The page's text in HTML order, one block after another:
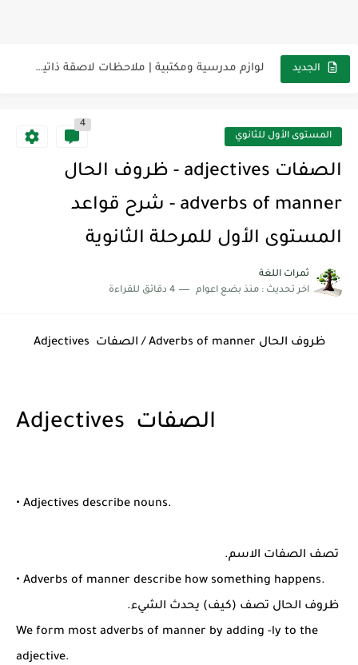
الجديد لوازم مدرسية ومكتبية | ملاحظات لاصقة ذاتية على شكل قلب...
The Winter Surpriseالمستوى الأول للثانوي
4
الصفات adjectives - ظروف الحال
adverbs of manner - شرح قواعد
المستوى الأول للمرحلة الثانوية
ثمرات اللغة
اخر تحديث : منذ بضع اعوام 4 دقائق للقراءة
Adjectives الصفات / Adverbs of manner ظروف الحال
Adjectives الصفات
• Adjectives describe nouns.
تصف الصفات الاسم.
• Adverbs of manner describe how something happens.
ظروف الحال تصف (كيف) يحدث الشيء.
We form most adverbs of manner by adding -ly to the
adjective.